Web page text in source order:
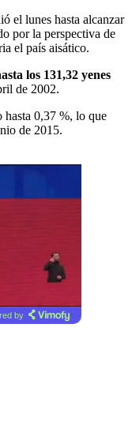
el lunes hasta alcanzar
por la perspectiva de
el país aisático.
los 131,32 yenes
de 2002.
hasta 0,37 %, lo que
de 2015.
by